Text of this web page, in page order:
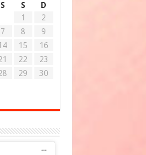
S S
D
1
2
7 8
9
15
16
22
23
29
30